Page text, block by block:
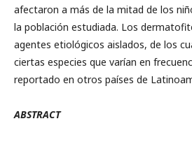
afectaron a más de la mitad de los
la población estudiada. Los
agentes etiológicos aislados, de los
ciertas especies que varían en
reportado en otros países de
ABSTRACT